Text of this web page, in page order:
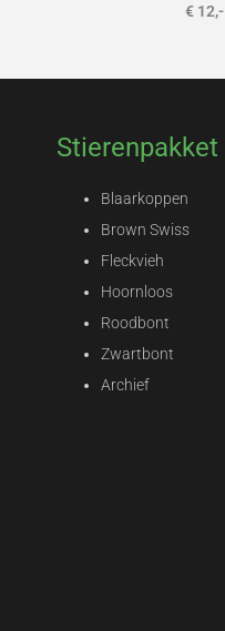
€ 12,-
Stierenpakket
Blaarkoppen
Brown Swiss
Fleckvieh
Hoornloos
Roodbont
Zwartbont
Archief